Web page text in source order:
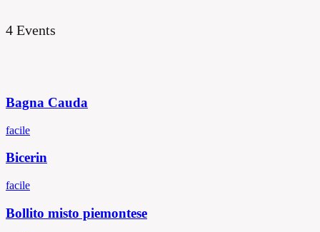
4 Events
Bagna Cauda
facile
Bicerin
facile
Bollito misto piemontese